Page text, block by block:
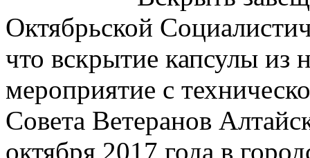
Октябрьской
что вскрытие капсулы из
мероприятие с
Совета Ветеранов
октября 2017 года в